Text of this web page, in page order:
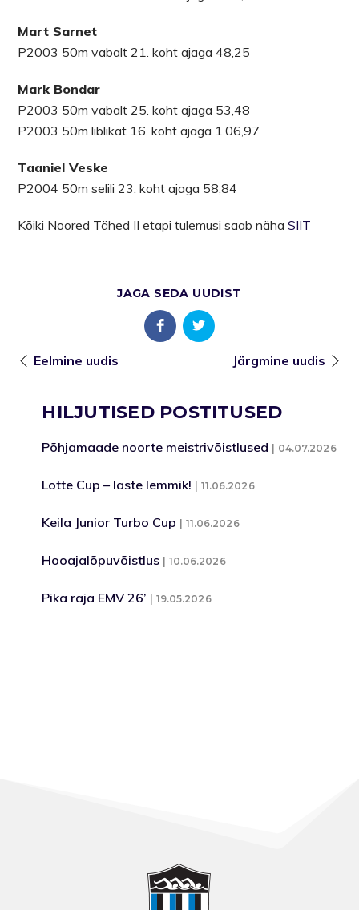
Mart Sarnet
P2003 50m vabalt 21. koht ajaga 48,25
Mark Bondar
P2003 50m vabalt 25. koht ajaga 53,48
P2003 50m liblikat 16. koht ajaga 1.06,97
Taaniel Veske
P2004 50m selili 23. koht ajaga 58,84
Kõiki Noored Tähed II etapi tulemusi saab nähaSIIT
JAGA SEDA UUDIST
Eelmine uudis Järgmine uudis
HILJUTISED POSTITUSED
Põhjamaade noorte meistrivõistlused 04.07.2026
Lotte Cup – laste lemmik! 11.06.2026
Keila Junior Turbo Cup 11.06.2026
Hooajalõpuvõistlus 10.06.2026
Pika raja EMV 26’ 19.05.2026